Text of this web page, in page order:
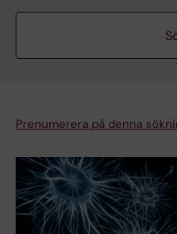
Prenumerera på denna